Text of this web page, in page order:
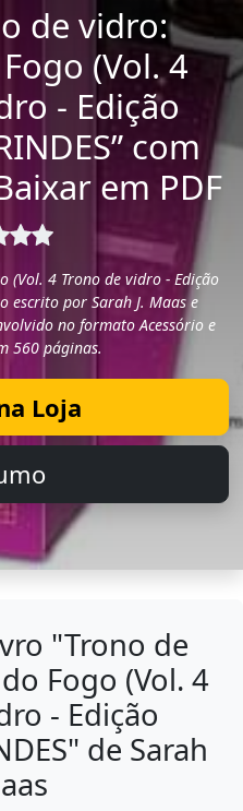
de vidro:
(Vol. 4
- Edição
com
em PDF
(Vol. 4 Trono de vidro - Edição
escrito por Sarah J. Maas e
no formato Acessório e
560 páginas.
Loja
"Trono de
Fogo (Vol. 4
- Edição
de Sarah